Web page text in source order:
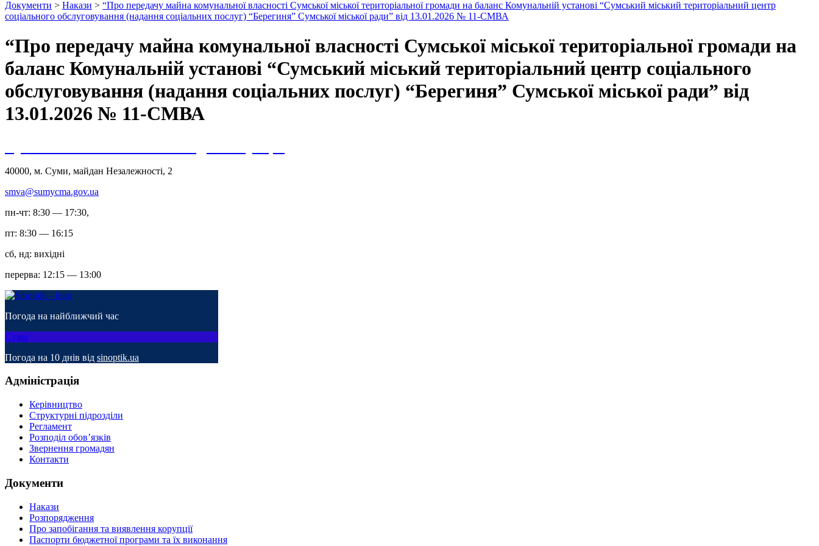
Документи > Накази > “Про передачу майна комунальної власності Сумської міської територіальної громади на баланс Комунальній установі “Сумський міський територіальний центр
соціального обслуговування (надання соціальних послуг) “Берегиня” Сумської міської ради” від 13.01.2026 № 11-СМВА
“Про передачу майна комунальної власності Сумської міської територіальної громади на
баланс Комунальній установі “Сумський міський територіальний центр соціального
обслуговування (надання соціальних послуг) “Берегиня” Сумської міської ради” від
13.01.2026 № 11-СМВА
40000, м. Суми, майдан Незалежності, 2
smva@sumycma.gov.ua
пн-чт: 8:30 — 17:30,
пт: 8:30 — 16:15
сб, нд: вихідні
перерва: 12:15 — 13:00
Погода на найближчий час
Суми
Погода на 10 днів від sinoptik.ua
Адміністрація
Керівництво
Структурні підрозділи
Регламент
Розподіл обов’язків
Звернення громадян
Контакти
Документи
Накази
Розпорядження
Про запобігання та виявлення корупції
Паспорти бюджетної програми та їх виконання